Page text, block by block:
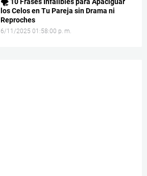
los Celos en Tu Pareja sin Drama ni
Reproches
6/11/2025 01:58:00 p. m.